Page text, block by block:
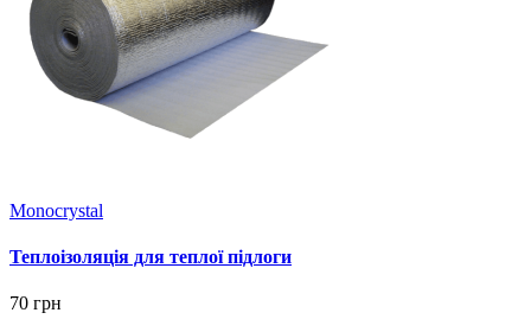
Monocrystal
Теплоізоляція для теплої підлоги
70 грн